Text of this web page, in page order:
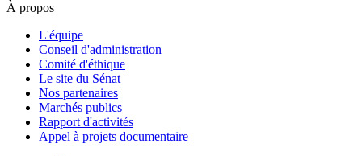
À propos
L'équipe
Conseil d'administration
Comité d'éthique
Le site du Sénat
Nos partenaires
Marchés publics
Rapport d'activités
Appel à projets documentaire